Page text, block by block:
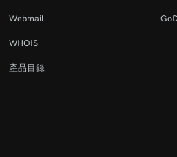
Webmail
WHOIS
產品目錄